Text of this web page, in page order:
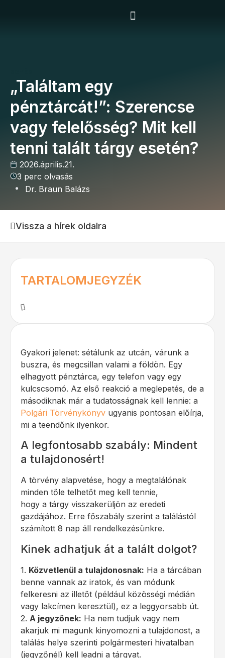
„Találtam egy
pénztárcát!”: Szerencse
vagy felelősség? Mit kell
tenni talált tárgy esetén?
2026.április.21.
3 perc olvasás
Dr. Braun Balázs
Vissza a hírek oldalra
TARTALOMJEGYZÉK
Gyakori jelenet: sétálunk az utcán, várunk a
buszra, és megcsillan valami a földön. Egy
elhagyott pénztárca, egy telefon vagy egy
kulcscsomó. Az első reakció a meglepetés, de a
másodiknak már a tudatosságnak kell lennie: a
Polgári Törvénykönyv ugyanis pontosan előírja,
mi a teendőnk ilyenkor.
A legfontosabb szabály: Mindent
a tulajdonosért!
A törvény alapvetése, hogy a megtalálónak
minden tőle telhetőt meg kell tennie,
hogy a tárgy visszakerüljön az eredeti
gazdájához. Erre főszabály szerint a találástól
számított 8 nap áll rendelkezésünkre.
Kinek adhatjuk át a talált dolgot?
1. Közvetlenül a tulajdonosnak: Ha a tárcában
benne vannak az iratok, és van módunk
felkeresni az illetőt (például közösségi médián
vagy lakcímen keresztül), ez a leggyorsabb út.
2. A jegyzőnek: Ha nem tudjuk vagy nem
akarjuk mi magunk kinyomozni a tulajdonost, a
találás helye szerinti polgármesteri hivatalban
(jegyzőnél) kell leadni a tárgyat.